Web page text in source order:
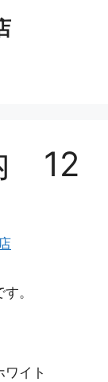
12
。
イト